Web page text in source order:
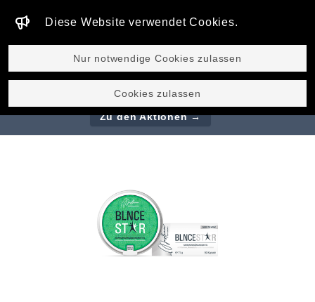
Diese Website verwendet Cookies.
Nur notwendige Cookies zulassen
Cookies zulassen
GLOBAL
Outside meets inside - Magic Body Probiotic
Balm Nur 54,90 € Omega³Star Nur 69,90 € !
Zu den Aktionen →